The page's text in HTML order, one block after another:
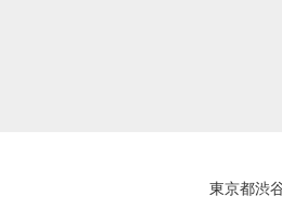
東京都渋